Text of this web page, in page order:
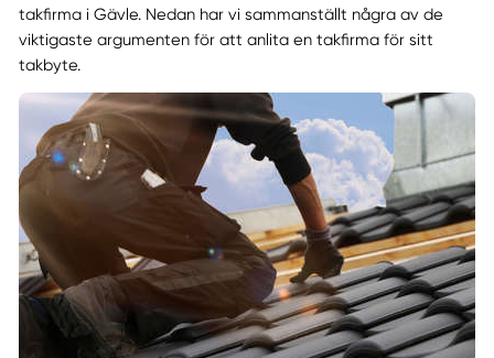
takfirma i Gävle. Nedan har vi sammanställt några av de
viktigaste argumenten för att anlita en takfirma för sitt
takbyte.